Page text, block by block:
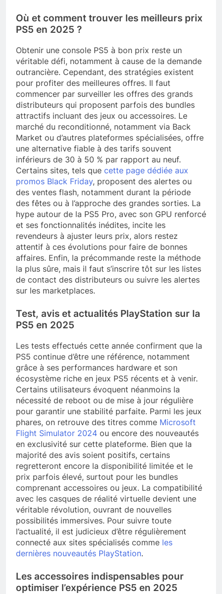
Où et comment trouver les meilleurs prix
PS5 en 2025 ?
Obtenir une console PS5 à bon prix reste un
véritable défi, notamment à cause de la demande
outrancière. Cependant, des stratégies existent
pour profiter des meilleures offres. Il faut
commencer par surveiller les offres des grands
distributeurs qui proposent parfois des bundles
attractifs incluant des jeux ou accessoires. Le
marché du reconditionné, notamment via Back
Market ou d’autres plateformes spécialisées, offre
une alternative fiable à des tarifs souvent
inférieurs de 30 à 50 % par rapport au neuf.
Certains sites, tels que cette page dédiée aux
promos Black Friday, proposent des alertes ou
des ventes flash, notamment durant la période
des fêtes ou à l’approche des grandes sorties. La
hype autour de la PS5 Pro, avec son GPU renforcé
et ses fonctionnalités inédites, incite les
revendeurs à ajuster leurs prix, alors restez
attentif à ces évolutions pour faire de bonnes
affaires. Enfin, la précommande reste la méthode
la plus sûre, mais il faut s’inscrire tôt sur les listes
de contact des distributeurs ou suivre les alertes
sur les marketplaces.
Test, avis et actualités PlayStation sur la
PS5 en 2025
Les tests effectués cette année confirment que la
PS5 continue d’être une référence, notamment
grâce à ses performances hardware et son
écosystème riche en jeux PS5 récents et à venir.
Certains utilisateurs évoquent néanmoins la
nécessité de reboot ou de mise à jour régulière
pour garantir une stabilité parfaite. Parmi les jeux
phares, on retrouve des titres comme Microsoft
Flight Simulator 2024 ou encore des nouveautés
en exclusivité sur cette plateforme. Bien que la
majorité des avis soient positifs, certains
regretteront encore la disponibilité limitée et le
prix parfois élevé, surtout pour les bundles
comprenant accessoires ou jeux. La compatibilité
avec les casques de réalité virtuelle devient une
véritable révolution, ouvrant de nouvelles
possibilités immersives. Pour suivre toute
l’actualité, il est judicieux d’être régulièrement
connecté aux sites spécialisés comme les
dernières nouveautés PlayStation.
Les accessoires indispensables pour
optimiser l’expérience PS5 en 2025